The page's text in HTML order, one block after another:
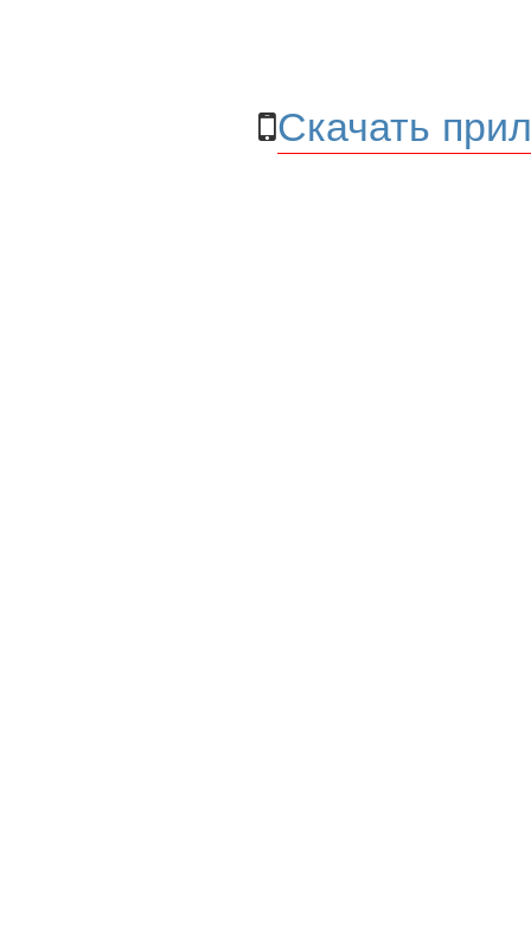
Скачать